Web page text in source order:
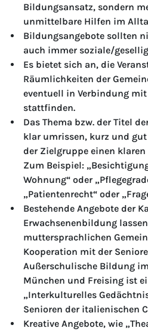
Bildungsansatz, sondern
unmittelbare Hilfen im
Bildungsangebote sollten
auch immer soziale/
Es bietet sich an, die
Räumlichkeiten der
eventuell in Verbindung
stattfinden.
Das Thema bzw. der Titel
klar umrissen, kurz und
der Zielgruppe einen
Zum Beispiel:
Wohnung“ oder
„Patientenrecht“ oder
Bestehende Angebote der
Erwachsenenbildung
muttersprachlichen
Kooperation mit der
Außerschulische Bildung
München und Freising ist
„Interkulturelles
Senioren der italienischen
Kreative Angebote, wie